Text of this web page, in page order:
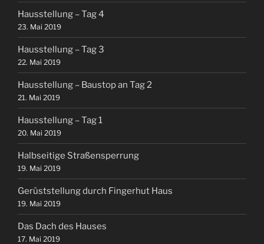
Hausstellung – Tag 4
23. Mai 2019
Hausstellung – Tag 3
22. Mai 2019
Hausstellung – Baustop an Tag 2
21. Mai 2019
Hausstellung – Tag 1
20. Mai 2019
Halbseitige Straßensperrung
19. Mai 2019
Gerüststellung durch Fingerhut Haus
19. Mai 2019
Das Dach des Hauses
17. Mai 2019